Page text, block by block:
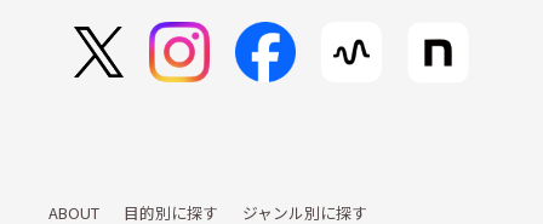
ABOUT 目的別に探す
ジャンル別に探す